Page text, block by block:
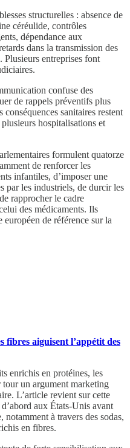
structurelles : absence de
céréulide, contrôles
dépendance aux
dans la transmission des
Plusieurs entreprises font
confuse des
de rappels préventifs plus
sanitaires restent
hospitalisations et
formulent quatorze
de renforcer les
infantiles, d’imposer une
par les industriels, de durcir les
rapprocher le cadre
des médicaments. Ils
de référence sur la
fibres aiguisent l’appétit des
enrichis en protéines, les
un argument marketing
L’article revient sur cette
aux États-Unis avant
notamment à travers des sodas,
en fibres.